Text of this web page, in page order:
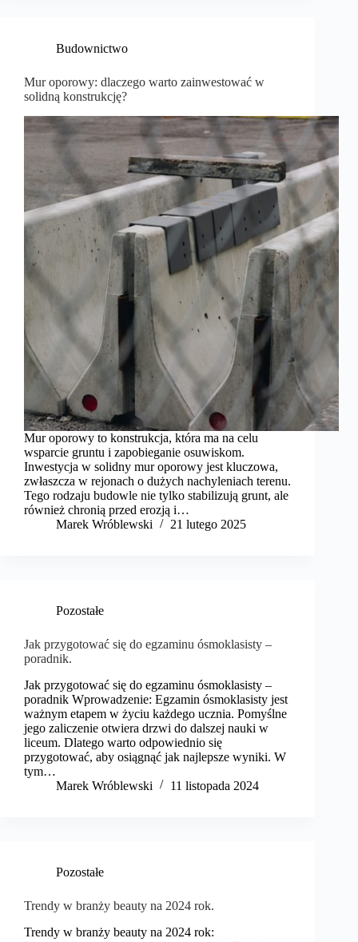
Budownictwo
Mur oporowy: dlaczego warto zainwestować w
solidną konstrukcję?
Mur oporowy to konstrukcja, która ma na celu
wsparcie gruntu i zapobieganie osuwiskom.
Inwestycja w solidny mur oporowy jest kluczowa,
zwłaszcza w rejonach o dużych nachyleniach terenu.
Tego rodzaju budowle nie tylko stabilizują grunt, ale
również chronią przed erozją i…
Marek Wróblewski
21 lutego 2025
Pozostałe
Jak przygotować się do egzaminu ósmoklasisty –
poradnik.
Jak przygotować się do egzaminu ósmoklasisty –
poradnik Wprowadzenie: Egzamin ósmoklasisty jest
ważnym etapem w życiu każdego ucznia. Pomyślne
jego zaliczenie otwiera drzwi do dalszej nauki w
liceum. Dlatego warto odpowiednio się
przygotować, aby osiągnąć jak najlepsze wyniki. W
tym…
Marek Wróblewski
11 listopada 2024
Pozostałe
Trendy w branży beauty na 2024 rok.
Trendy w branży beauty na 2024 rok: